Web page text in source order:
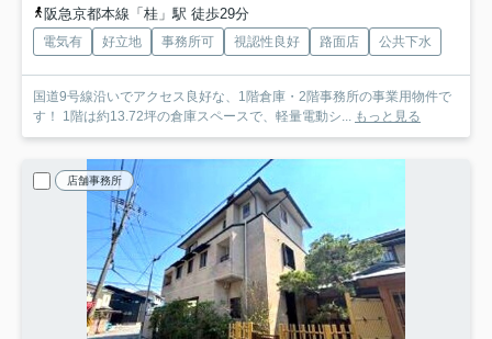
阪急京都本線「桂」駅 徒歩29分
電気有 好立地 事務所可 視認性良好 路面店 公共下水
国道9号線沿いでアクセス良好な、1階倉庫・2階事務所の事業用物件で
す！ 1階は約13.72坪の倉庫スペースで、軽量電動シ... もっと見る
店舗事務所